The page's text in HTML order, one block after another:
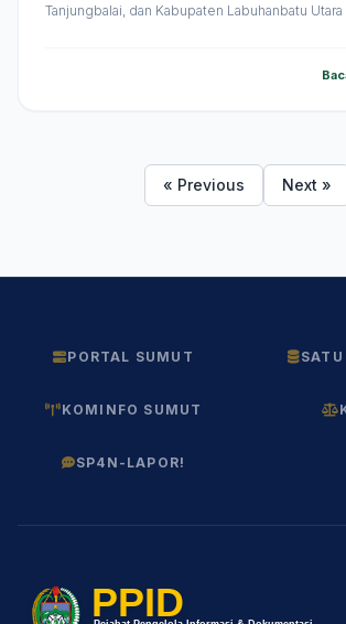
Tanjungbalai, dan Kabupaten Labuhanbatu Utara
penanganan ODGJ sekaligus menghapus
« Previous Next »
PORTAL SUMUT
KOMINFO SUMUT
SP4N-LAPOR!